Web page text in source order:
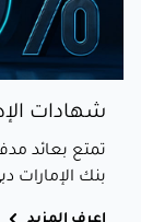
شهادات
تمتع بعائد
بنك الإمارات